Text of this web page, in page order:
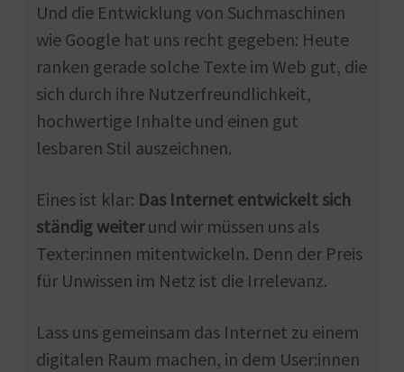
Und die Entwicklung von Suchmaschinen
wie Google hat uns recht gegeben: Heute
ranken gerade solche Texte im Web gut, die
sich durch ihre Nutzerfreundlichkeit,
hochwertige Inhalte und einen gut
lesbaren Stil auszeichnen.
Eines ist klar: Das Internet entwickelt sich
ständig weiterund wir müssen uns als
Texter:innen mitentwickeln. Denn der Preis
für Unwissen im Netz ist die Irrelevanz.
Lass uns gemeinsam das Internet zu einem
digitalen Raum machen, in dem User:innen